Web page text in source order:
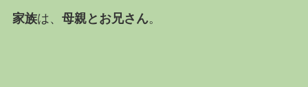
家族は、 母親とお兄さん。